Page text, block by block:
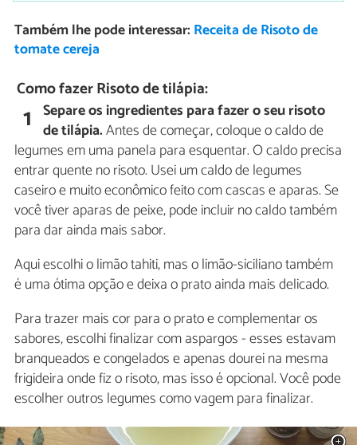
Também lhe pode interessar: Receita de Risoto de
tomate cereja
Como fazer Risoto de tilápia:
1 Separe os ingredientes para fazer o seu risoto
de tilápia.Antes de começar, coloque o caldo de
legumes em uma panela para esquentar. O caldo precisa
entrar quente no risoto. Usei um caldo de legumes
caseiro e muito econômico feito com cascas e aparas. Se
você tiver aparas de peixe, pode incluir no caldo também
para dar ainda mais sabor.
Aqui escolhi o limão tahiti, mas o limão-siciliano também
é uma ótima opção e deixa o prato ainda mais delicado.
Para trazer mais cor para o prato e complementar os
sabores, escolhi finalizar com aspargos - esses estavam
branqueados e congelados e apenas dourei na mesma
frigideira onde fiz o risoto, mas isso é opcional. Você pode
escolher outros legumes como vagem para finalizar.